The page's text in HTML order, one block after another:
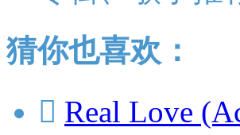
猜你也喜欢：
 Real Love